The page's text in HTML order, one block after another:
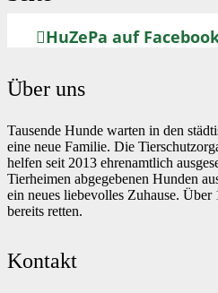
HuZePa auf
Über uns
Tausende Hunde warten in den
eine neue Familie. Die
helfen seit 2013 ehrenamtlich
Tierheimen abgegebenen Hunden
ein neues liebevolles Zuhause.
bereits retten.
Kontakt